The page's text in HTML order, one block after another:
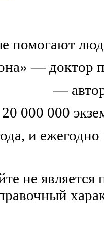
помогают
— доктор
—
000 000
и
не